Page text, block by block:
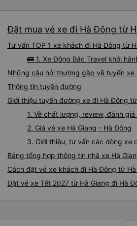
Đặt mua vé xe đi Hà Đông từ
Tư vấn TOP 1 xe khách đi Hà Đông từ
🚌 1. Xe Đông Bắc Travel khởi
Những câu hỏi thường gặp về tuyến xe
Thông tin tuyến đường
Giới thiệu tuyến đường xe đi Hà Đông
1. Về chất lượng, review, đánh
2. Giá vé xe Hà Giang - Hà Đông
3. Giới thiệu, tư vấn các dòng xe
Bảng tổng hợp thông tin nhà xe Hà
Cách đặt vé xe khách đi Hà Đông từ
Đặt vé xe Tết 2027 từ Hà Giang đi Hà